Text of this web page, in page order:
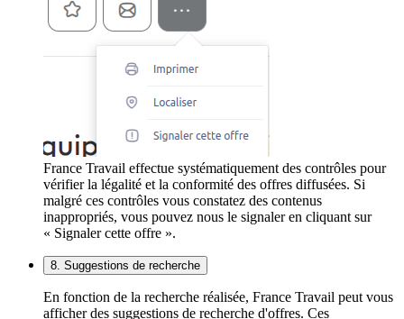
France Travail effectue systématiquement des contrôles pour
vérifier la légalité et la conformité des offres diffusées. Si
malgré ces contrôles vous constatez des contenus
inappropriés, vous pouvez nous le signaler en cliquant sur
« Signaler cette offre ».
8. Suggestions de recherche
En fonction de la recherche réalisée, France Travail peut vous
afficher des suggestions de recherche d'offres. Ces